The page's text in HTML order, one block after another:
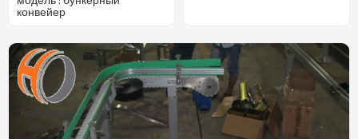
конвейер